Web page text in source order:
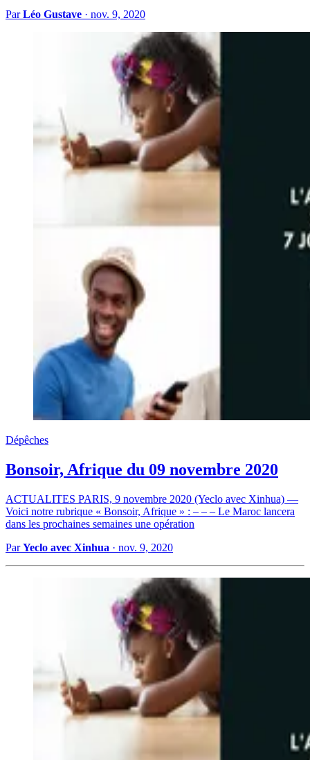
ParLéo Gustave · nov. 9, 2020
Dépêches
Bonsoir, Afrique du 09 novembre 2020
ACTUALITES PARIS, 9 novembre 2020 (Yeclo avec Xinhua) —
Voici notre rubrique « Bonsoir, Afrique » : – – – Le Maroc lancera
dans les prochaines semaines une opération
ParYeclo avec Xinhua · nov. 9, 2020